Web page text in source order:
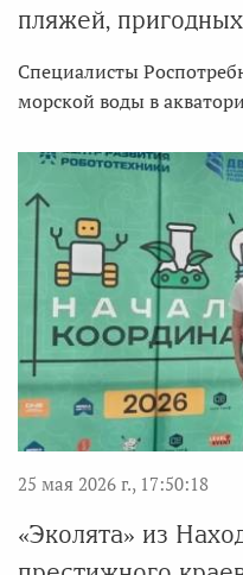
пляжей,
Специалисты
морской воды в
25 мая 2026 г., 17:50:18
«Эколята» из